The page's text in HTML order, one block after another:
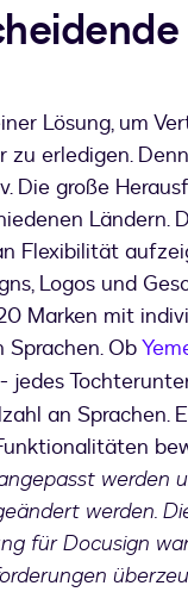
Lösung, um
erledigen.
Die große
Ländern.
Flexibilität
Logos und
Marken mit
Ob
Tab geöffnet
in einem
jedes
an Sprachen.
werden
werden.
für Docusign